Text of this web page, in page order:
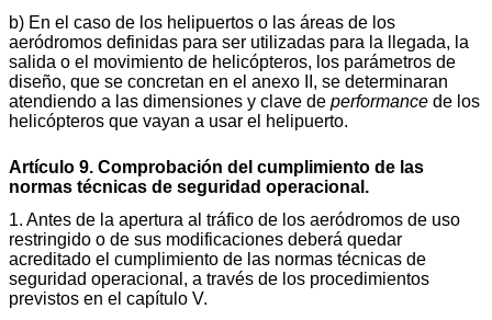
b) En el caso de los helipuertos o las áreas de los
aeródromos definidas para ser utilizadas para la llegada, la
salida o el movimiento de helicópteros, los parámetros de
diseño, que se concretan en el anexo II, se determinaran
atendiendo a las dimensiones y clave de performance de los
helicópteros que vayan a usar el helipuerto.
Artículo 9. Comprobación del cumplimiento de las
normas técnicas de seguridad operacional.
1. Antes de la apertura al tráfico de los aeródromos de uso
restringido o de sus modificaciones deberá quedar
acreditado el cumplimiento de las normas técnicas de
seguridad operacional, a través de los procedimientos
previstos en el capítulo V.